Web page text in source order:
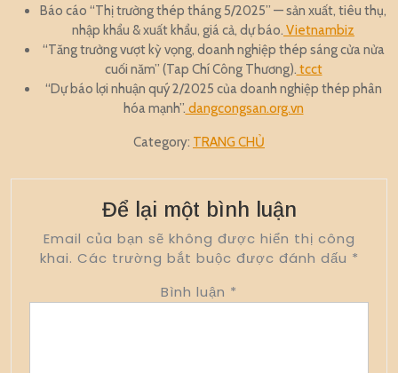
Báo cáo “Thị trường thép tháng 5/2025” — sản xuất, tiêu thụ,
nhập khẩu & xuất khẩu, giá cả, dự báo. Vietnambiz
“Tăng trưởng vượt kỳ vọng, doanh nghiệp thép sáng cửa nửa
cuối năm” (Tap Chí Công Thương). tcct
“Dự báo lợi nhuận quý 2/2025 của doanh nghiệp thép phân
hóa mạnh”. dangcongsan.org.vn
Category: TRANG CHỦ
Để lại một bình luận
Email của bạn sẽ không được hiển thị công
khai. Các trường bắt buộc được đánh dấu *
Bình luận *